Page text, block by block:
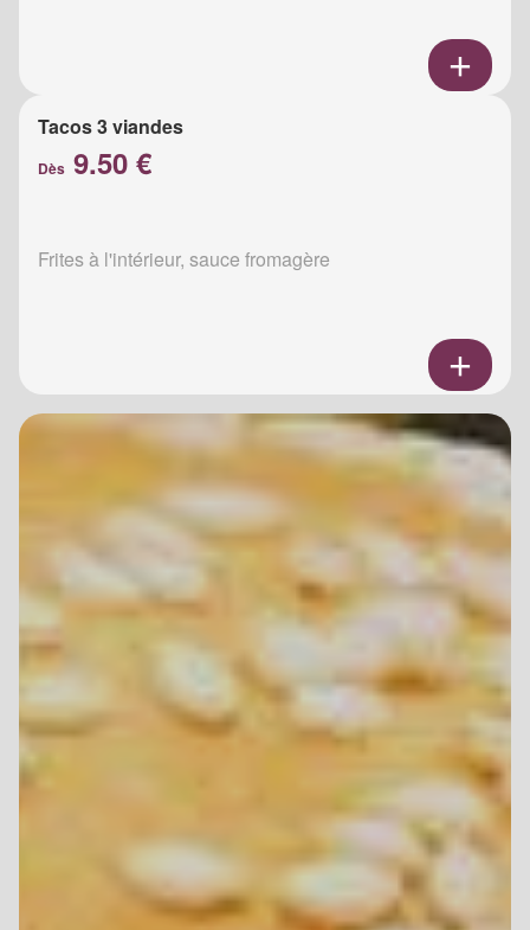
Tacos 3 viandes
Dès 9.50 €
Frites à l'intérieur, sauce fromagère